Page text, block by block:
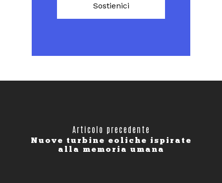
Sostienici
Articolo precedente
Nuove turbine eoliche ispirate
alla memoria umana